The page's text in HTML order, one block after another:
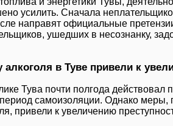
усилить. Сначала
направят официальные
ушедших в несознанку,
в Туве привели к
Тува почти полгода действовал
самоизоляции. Однако меры,
привели к увеличению